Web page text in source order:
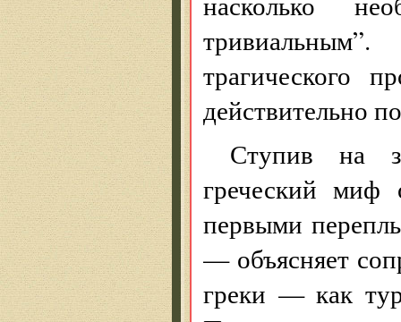
трагического
действительно
Ступив на
греческий миф
первыми
— объясняет
греки — как